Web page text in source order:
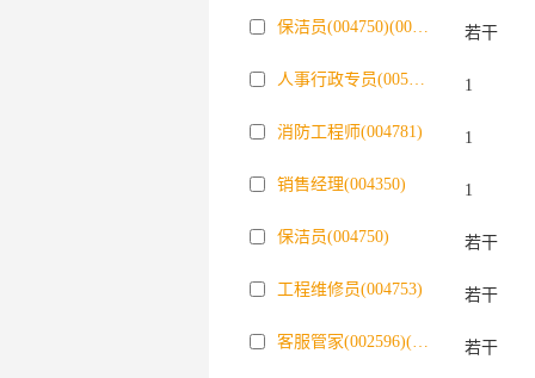
保洁员(004750)(005854)(005862) 若干
人事行政专员(005697)(005861) 1
消防工程师(004781) 1
销售经理(004350) 1
保洁员(004750) 若干
工程维修员(004753) 若干
客服管家(002596)(005741) 若干